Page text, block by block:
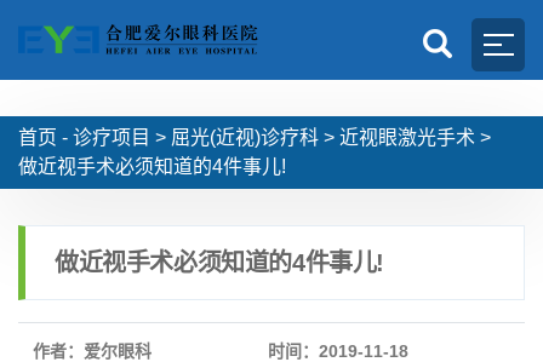
首页 - 诊疗项目 > 屈光(近视)诊疗科 > 近视眼激光手术 >
做近视手术必须知道的4件事儿!
做近视手术必须知道的4件事儿!
作者：爱尔眼科 时间：2019-11-18